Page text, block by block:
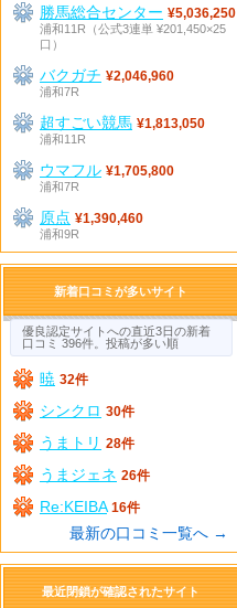
勝馬総合センター ¥5,036,250
浦和11R（公式3連単 ¥201,450×25
口）
バクガチ ¥2,046,960
浦和7R
超すごい競馬 ¥1,813,050
浦和11R
ウマフル ¥1,705,800
浦和7R
原点 ¥1,390,460
浦和9R
新着口コミが多いサイト
優良認定サイトへの直近3日の新着
口コミ 396件。投稿が多い順
暁 32件
シンクロ 30件
うまトリ 28件
うまジェネ 26件
Re:KEIBA 16件
最新の口コミ一覧へ →
最近閉鎖が確認されたサイト